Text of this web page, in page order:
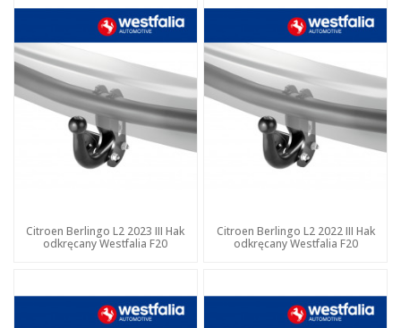
Citroen Berlingo L2 2023 III Hak
odkręcany Westfalia F20
Citroen Berlingo L2 2022 III Hak
odkręcany Westfalia F20